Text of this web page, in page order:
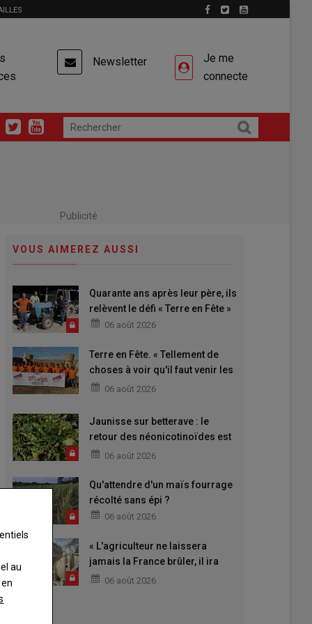
Newsletter
Je me
connecte
Publicité
VOUS AIMEREZ AUSSI
Quarante ans après leur père, ils
relèvent le défi « Terre en Fête »
06 août 2026
Terre en Fête. « Tellement de
choses à voir qu'il faut venir les
deux jours »
06 août 2026
Jaunisse sur betterave : le
retour des néonicotinoïdes est
attendu
06 août 2026
Qu'attendre d'un maïs fourrage
récolté sans épi ?
06 août 2026
« L'agriculteur ne laissera
jamais la France brûler, il ira
aider »06 août 2026
au